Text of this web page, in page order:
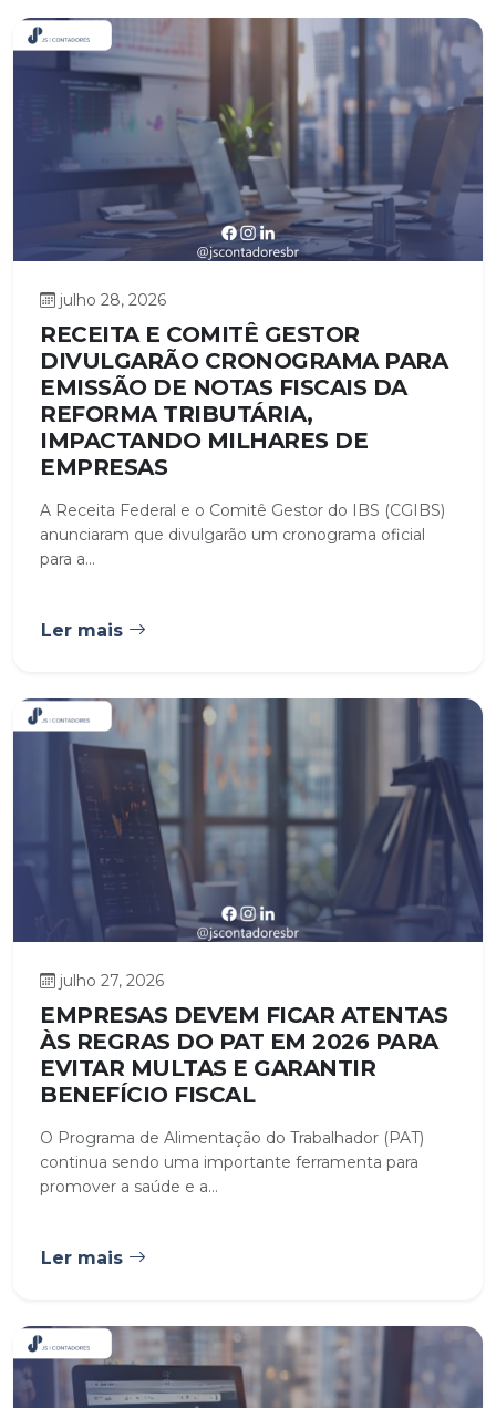
julho 28, 2026
RECEITA E COMITÊ GESTOR
DIVULGARÃO CRONOGRAMA PARA
EMISSÃO DE NOTAS FISCAIS DA
REFORMA TRIBUTÁRIA,
IMPACTANDO MILHARES DE
EMPRESAS
A Receita Federal e o Comitê Gestor do IBS (CGIBS)
anunciaram que divulgarão um cronograma oficial
para a...
Ler mais
julho 27, 2026
EMPRESAS DEVEM FICAR ATENTAS
ÀS REGRAS DO PAT EM 2026 PARA
EVITAR MULTAS E GARANTIR
BENEFÍCIO FISCAL
O Programa de Alimentação do Trabalhador (PAT)
continua sendo uma importante ferramenta para
promover a saúde e a...
Ler mais